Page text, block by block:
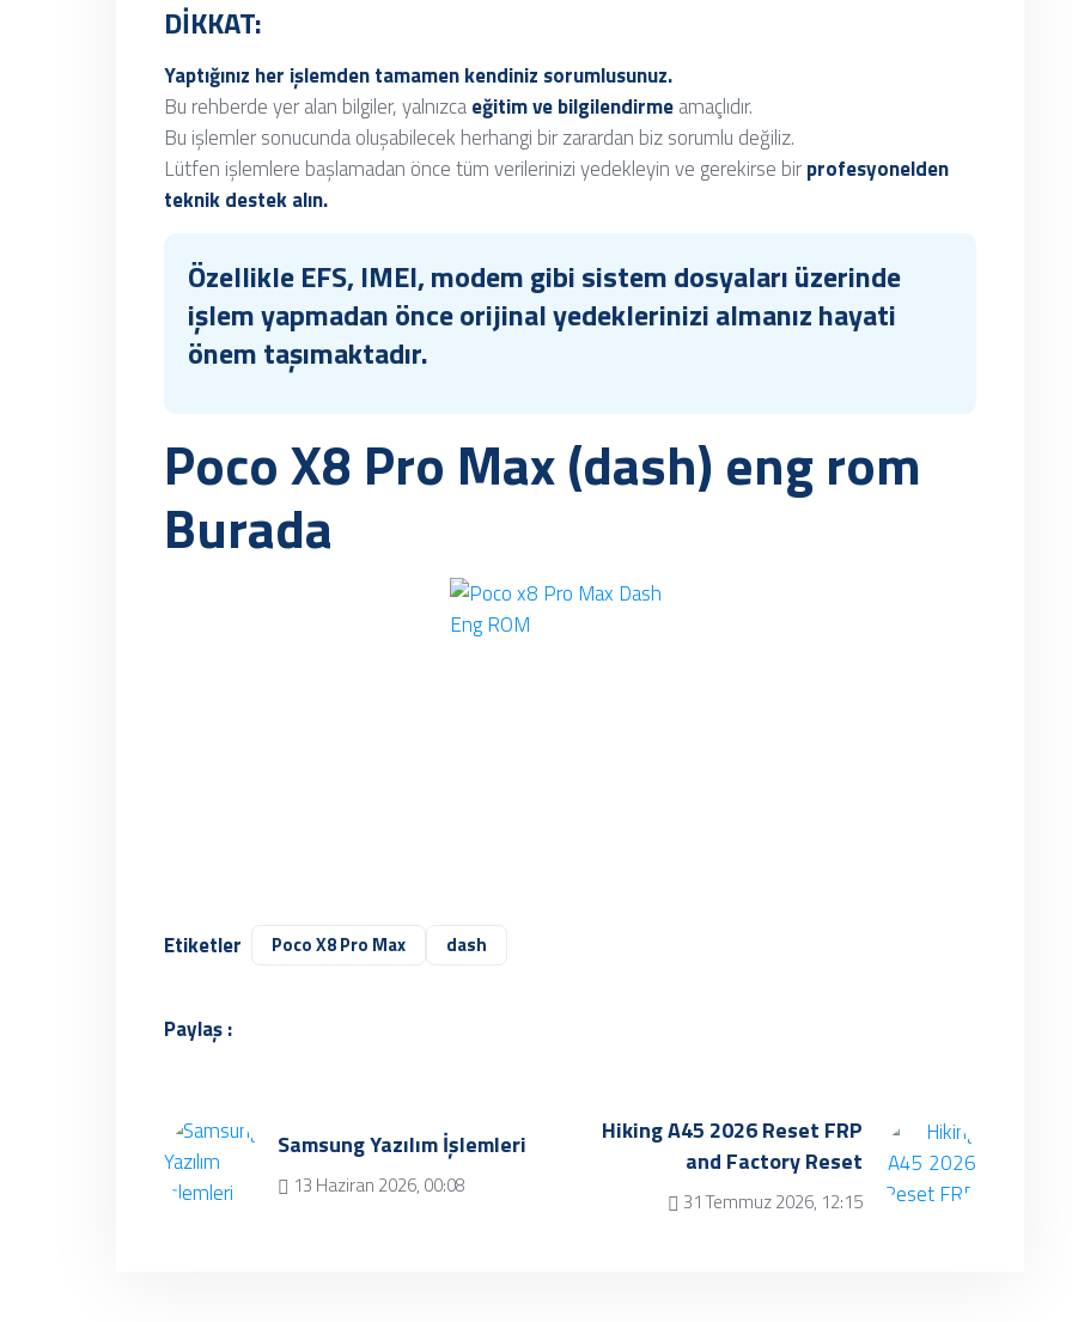
DİKKAT:
Yaptığınız her işlemden tamamen kendiniz sorumlusunuz.
Bu rehberde yer alan bilgiler, yalnızcaeğitim ve bilgilendirmeamaçlıdır.
Bu işlemler sonucunda oluşabilecek herhangi bir zarardan biz sorumlu değiliz.
Lütfen işlemlere başlamadan önce tüm verilerinizi yedekleyin ve gerekirse birprofesyonelden
teknik destek alın.
Özellikle EFS, IMEI, modem gibi sistem dosyaları üzerinde
işlem yapmadan önce orijinal yedeklerinizi almanız hayati
önem taşımaktadır.
Poco X8 Pro Max (dash) eng rom
Burada
Etiketler Poco X8 Pro Max dash
Paylaş :
Samsung Yazılım İşlemleri
13 Haziran 2026, 00:08
Hiking A45 2026 Reset FRP
and Factory Reset
31 Temmuz 2026, 12:15